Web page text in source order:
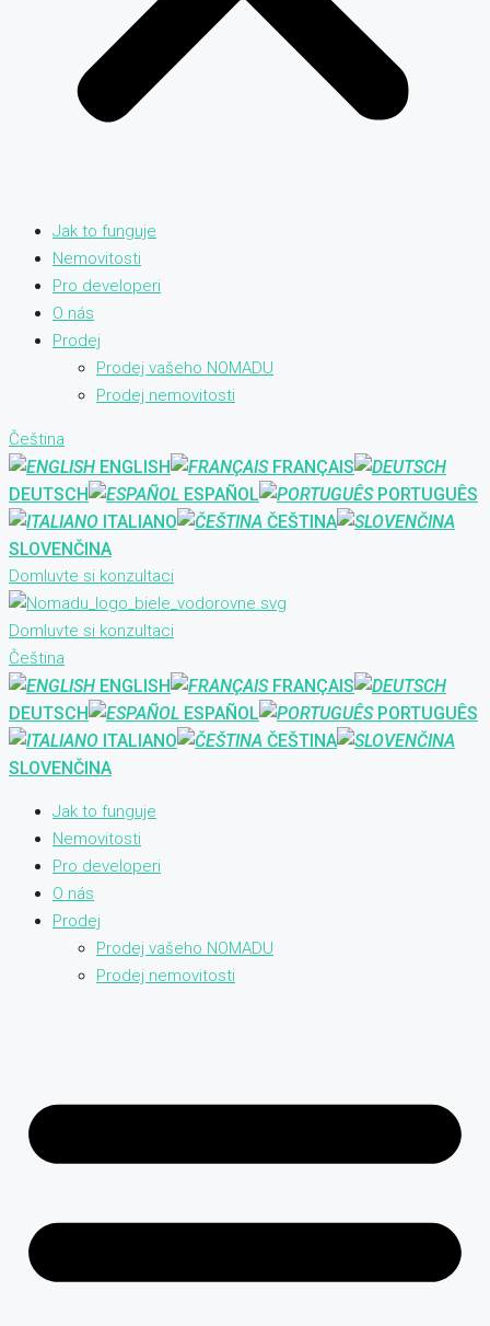
Jak to funguje
Nemovitosti
Pro developeri
O nás
Prodej
Prodej vašeho NOMADU
Prodej nemovitosti
Čeština
ENGLISH
FRANÇAIS
DEUTSCH
ESPAÑOL
PORTUGUÊS
ITALIANO
ČEŠTINA
SLOVENČINA
Domluvte si konzultaci
Domluvte si konzultaci
Čeština
ENGLISH
FRANÇAIS
DEUTSCH
ESPAÑOL
PORTUGUÊS
ITALIANO
ČEŠTINA
SLOVENČINA
Jak to funguje
Nemovitosti
Pro developeri
O nás
Prodej
Prodej vašeho NOMADU
Prodej nemovitosti